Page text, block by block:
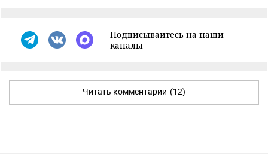
Подписывайтесь на наши
каналы
Читать комментарии (12)